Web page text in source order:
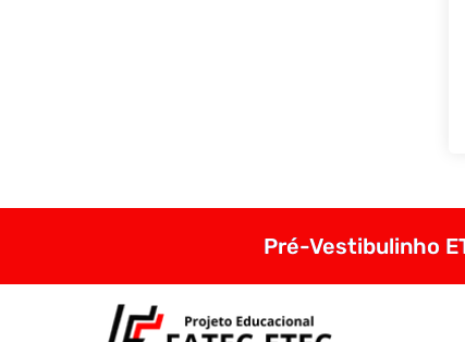
Pré-Vestibulinho